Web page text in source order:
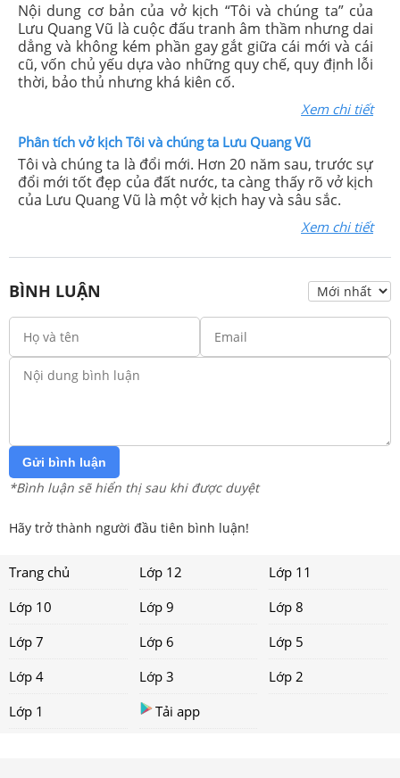
Nội dung cơ bản của vở kịch “Tôi và chúng ta” của
Lưu Quang Vũ là cuộc đấu tranh âm thầm nhưng dai
dẳng và không kém phần gay gắt giữa cái mới và cái
cũ, vốn chủ yếu dựa vào những quy chế, quy định lỗi
thời, bảo thủ nhưng khá kiên cố.
Xem chi tiết
Phân tích vở kịch Tôi và chúng ta Lưu Quang Vũ
Tôi và chúng ta là đổi mới. Hơn 20 năm sau, trước sự
đổi mới tốt đẹp của đất nước, ta càng thấy rõ vở kịch
của Lưu Quang Vũ là một vở kịch hay và sâu sắc.
Xem chi tiết
BÌNH LUẬN
Gửi bình luận
*Bình luận sẽ hiển thị sau khi được duyệt
Hãy trở thành người đầu tiên bình luận!
Trang chủ Lớp 12
Lớp 11
Lớp 10
Lớp 9
Lớp 8
Lớp 7
Lớp 6
Lớp 5
Lớp 4
Lớp 3
Lớp 2
Lớp 1
Tải app